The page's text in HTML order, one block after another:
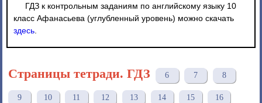
ГДЗ к контрольным заданиям по английскому языку 10
класс Афанасьева (углубленный уровень) можно скачать
здесь
Страницы тетради. ГДЗ 6 7 8
9 10 11 12 13 14 15 16